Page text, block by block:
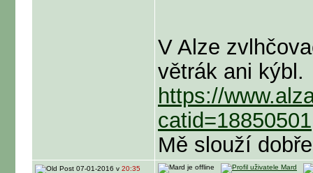
V Alze
větrák ani kýbl.
https://
catid=18850501
Mě slouží
07-01-2016 v 20:35